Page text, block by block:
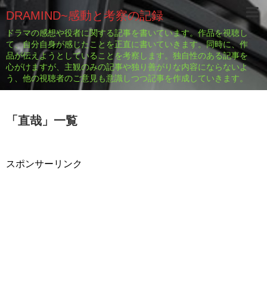
DRAMIND~感動と考察の記録
ドラマの感想や役者に関する記事を書いています。作品を視聴し
て、自分自身が感じたことを正直に書いていきます。同時に、作
品が伝えようとしていることを考察します。独自性のある記事を
心がけますが、主観のみの記事や独り善がりな内容にならないよ
う、他の視聴者のご意見も意識しつつ記事を作成していきます。
「 直哉 」 一覧
スポンサーリンク